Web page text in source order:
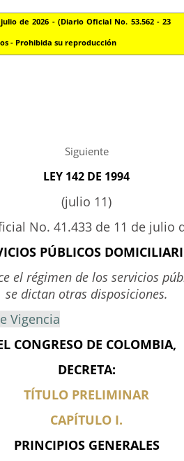
de 2026 - (Diario Oficial No. 53.562 - 23
- Prohibida su reproducción
Siguiente
LEY 142 DE 1994
(julio 11)
No. 41.433 de 11 de julio
PÚBLICOS
el régimen de los servicios
se dictan otras disposiciones.
Vigencia
CONGRESO DE COLOMBIA,
DECRETA:
TÍTULO PRELIMINAR
CAPÍTULO I.
PRINCIPIOS GENERALES